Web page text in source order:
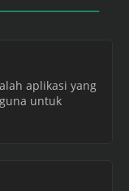
aplikasi yang
untuk